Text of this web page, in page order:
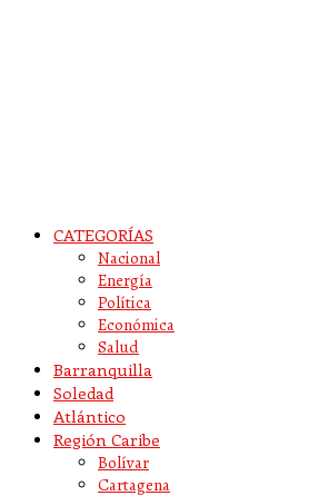
CATEGORÍAS
Nacional
Energía
Política
Económica
Salud
Barranquilla
Soledad
Atlántico
Región Caribe
Bolívar
Cartagena